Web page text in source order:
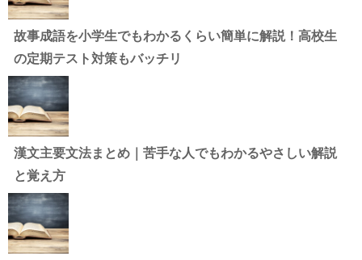
故事成語を小学生でもわかるくらい簡単に解説！高校生
の定期テスト対策もバッチリ
漢文主要文法まとめ｜苦手な人でもわかるやさしい解説
と覚え方